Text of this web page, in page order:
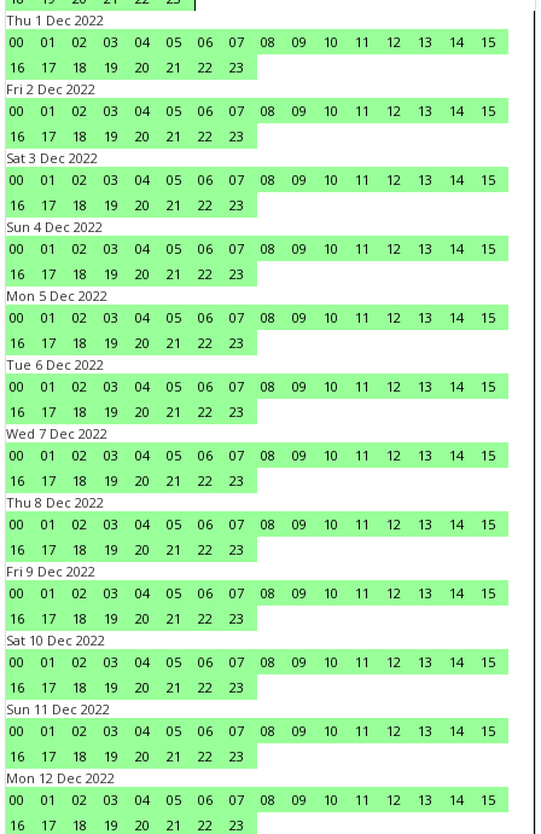
Thu 1 Dec 2022
00
01 02 03 04 05 06 07 08 09 10 11 12 13 14
15
16
17 18 19 20 21 22
23
Fri 2 Dec 2022
00
01 02 03 04 05 06 07 08 09 10 11 12 13 14
15
16
17 18 19 20 21 22
23
Sat 3 Dec 2022
00
01 02 03 04 05 06 07 08 09 10 11 12 13 14
15
16
17 18 19 20 21 22
23
Sun 4 Dec 2022
00
01 02 03 04 05 06 07 08 09 10 11 12 13 14
15
16
17 18 19 20 21 22
23
Mon 5 Dec 2022
00
01 02 03 04 05 06 07 08 09 10 11 12 13 14
15
16
17 18 19 20 21 22
23
Tue 6 Dec 2022
00
01 02 03 04 05 06 07 08 09 10 11 12 13 14
15
16
17 18 19 20 21 22
23
Wed 7 Dec 2022
00
01 02 03 04 05 06 07 08 09 10 11 12 13 14
15
16
17 18 19 20 21 22
23
Thu 8 Dec 2022
00
01 02 03 04 05 06 07 08 09 10 11 12 13 14
15
16
17 18 19 20 21 22
23
Fri 9 Dec 2022
00
01 02 03 04 05 06 07 08 09 10 11 12 13 14
15
16
17 18 19 20 21 22
23
Sat 10 Dec 2022
00
01 02 03 04 05 06 07 08 09 10 11 12 13 14
15
16
17 18 19 20 21 22
23
Sun 11 Dec 2022
00
01 02 03 04 05 06 07 08 09 10 11 12 13 14
15
16
17 18 19 20 21 22
23
Mon 12 Dec 2022
00
01 02 03 04 05 06 07 08 09 10 11 12 13 14
15
16
17 18 19 20 21 22
23